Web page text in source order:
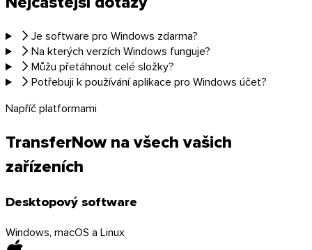
macOS
Je software pro Windows zdarma?
Na kterých verzích Windows funguje?
Můžu přetáhnout celé složky?
Potřebuji k používání aplikace pro Windows účet?
Napříč platformami
TransferNow na všech vašich
zařízeních
Desktopový software
Windows, macOS a Linux